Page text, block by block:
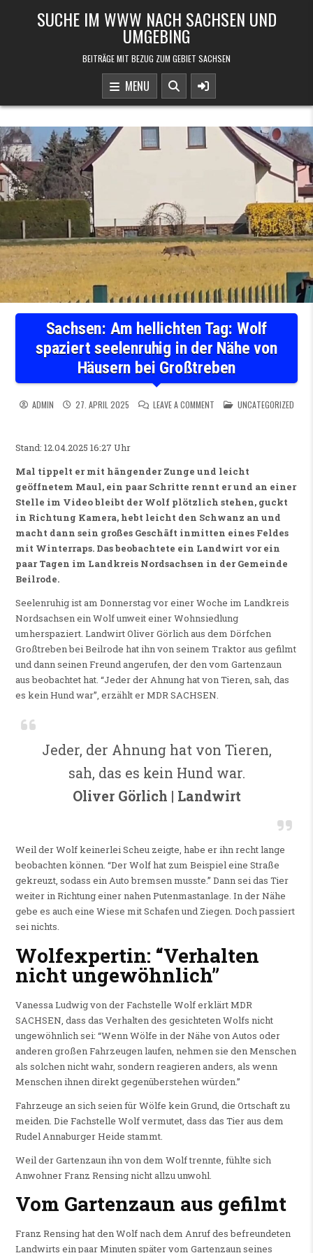
SUCHE IM WWW NACH SACHSEN UND
UMGEBING
BEITRÄGE MIT BEZUG ZUM GEBIET SACHSEN
MENU
Sachsen: Am hellichten Tag: Wolf
spaziert seelenruhig in der Nähe von
Häusern bei Großtreben
ADMIN 27. APRIL 2025 LEAVE A COMMENTON SACHSEN: AM
POSTED IN
UNCATEGORIZED
Stand: 12.04.2025 16:27 Uhr
Mal tippelt er mit hängender Zunge und leicht
geöffnetem Maul, ein paar Schritte rennt er und an einer
Stelle im Video bleibt der Wolf plötzlich stehen, guckt
in Richtung Kamera, hebt leicht den Schwanz an und
macht dann sein großes Geschäft inmitten eines Feldes
mit Winterraps. Das beobachtete ein Landwirt vor ein
paar Tagen im Landkreis Nordsachsen in der Gemeinde
Beilrode.
Seelenruhig ist am Donnerstag vor einer Woche im Landkreis
Nordsachsen ein Wolf unweit einer Wohnsiedlung
umherspaziert. Landwirt Oliver Görlich aus dem Dörfchen
Großtreben bei Beilrode hat ihn von seinem Traktor aus gefilmt
und dann seinen Freund angerufen, der den vom Gartenzaun
aus beobachtet hat. “Jeder der Ahnung hat von Tieren, sah, das
es kein Hund war”, erzählt er MDR SACHSEN.
Jeder, der Ahnung hat von Tieren,
sah, das es kein Hund war.
Oliver Görlich | Landwirt
Weil der Wolf keinerlei Scheu zeigte, habe er ihn recht lange
beobachten können. “Der Wolf hat zum Beispiel eine Straße
gekreuzt, sodass ein Auto bremsen musste.” Dann sei das Tier
weiter in Richtung einer nahen Putenmastanlage. In der Nähe
gebe es auch eine Wiese mit Schafen und Ziegen. Doch passiert
sei nichts.
Wolfexpertin: “Verhalten
nicht ungewöhnlich”
Vanessa Ludwig von der Fachstelle Wolf erklärt MDR
SACHSEN, dass das Verhalten des gesichteten Wolfs nicht
ungewöhnlich sei: “Wenn Wölfe in der Nähe von Autos oder
anderen großen Fahrzeugen laufen, nehmen sie den Menschen
als solchen nicht wahr, sondern reagieren anders, als wenn
Menschen ihnen direkt gegenüberstehen würden.”
Fahrzeuge an sich seien für Wölfe kein Grund, die Ortschaft zu
meiden. Die Fachstelle Wolf vermutet, dass das Tier aus dem
Rudel Annaburger Heide stammt.
Weil der Gartenzaun ihn von dem Wolf trennte, fühlte sich
Anwohner Franz Rensing nicht allzu unwohl.
Vom Gartenzaun aus gefilmt
Franz Rensing hat den Wolf nach dem Anruf des befreundeten
Landwirts ein paar Minuten später vom Gartenzaun seines